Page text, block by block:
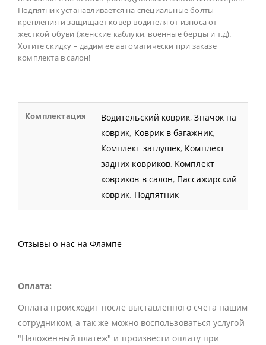
Подпятник устанавливается на специальные болты-
крепления и защищает ковер водителя от износа от
жесткой обуви (женские каблуки, военные берцы и т.д).
Хотите скидку – дадим ее автоматически при заказе
комплекта в салон!
Комплектация Водительский коврик,Значок на
коврик, Коврик в багажник,
Комплект заглушек, Комплект
задних ковриков, Комплект
ковриков в салон, Пассажирский
коврик, Подпятник
Отзывы о нас на Флампе
Оплата:
Оплата происходит после выставленного счета нашим
сотрудником, а так же можно воспользоваться услугой
"Наложенный платеж" и произвести оплату при